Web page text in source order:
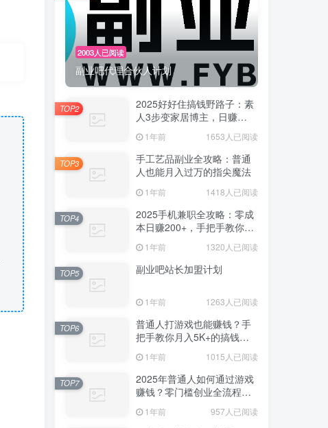
2003人已阅读
副业吧代理合伙人计划
TOP1
2025好好住搞钱野路子：素
人3步变家居博主，日赚
500+保姆级教程
1年前 1653人已阅读
手工艺品副业全攻略：普通
人也能月入过万的指尖魔法
2025手机兼职全攻略：零成
本日赚200+，手把手教你避
开骗局躺赚
普通人打游戏也能赚钱？手
把手教你月入5K+的搞钱姿
势！
2025年普通人如何通过游戏
赚钱？零门槛创业全流程拆
解（附变现攻略）